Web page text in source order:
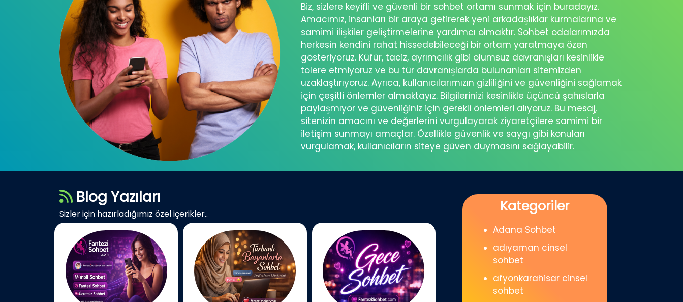
Biz, sizlere keyifli ve güvenli bir sohbet ortamı sunmak için buradayız.
Amacımız, insanları bir araya getirerek yeni arkadaşlıklar kurmalarına ve
samimi ilişkiler geliştirmelerine yardımcı olmaktır. Sohbet odalarımızda
herkesin kendini rahat hissedebileceği bir ortam yaratmaya özen
gösteriyoruz. Küfür, taciz, ayrımcılık gibi olumsuz davranışları kesinlikle
tolere etmiyoruz ve bu tür davranışlarda bulunanları sitemizden
uzaklaştırıyoruz. Ayrıca, kullanıcılarımızın gizliliğini ve güvenliğini sağlamak
için çeşitli önlemler almaktayız. Bilgilerinizi kesinlikle üçüncü şahıslarla
paylaşmıyor ve güvenliğiniz için gerekli önlemleri alıyoruz. Bu mesaj,
sitenizin amacını ve değerlerini vurgulayarak ziyaretçilere samimi bir
iletişim sunmayı amaçlar. Özellikle güvenlik ve saygı gibi konuları
vurgulamak, kullanıcıların siteye güven duymasını sağlayabilir.
Blog Yazıları
Sizler için hazırladığımız özel içerikler.. Kategoriler
Adana Sohbet
adıyaman cinsel
sohbet
afyonkarahisar cinsel
sohbet